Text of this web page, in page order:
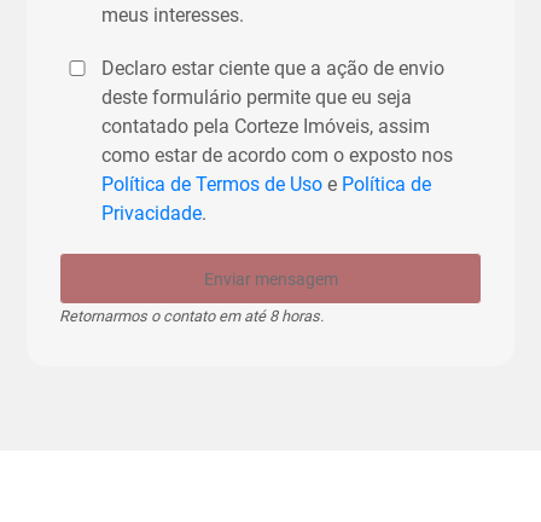
meus interesses.
Declaro estar ciente que a ação de envio
deste formulário permite que eu seja
contatado pela Corteze Imóveis, assim
como estar de acordo com o exposto nos
Política de Termos de Uso e Política de
Privacidade.
Enviar mensagem
Retornarmos o contato em até 8 horas.